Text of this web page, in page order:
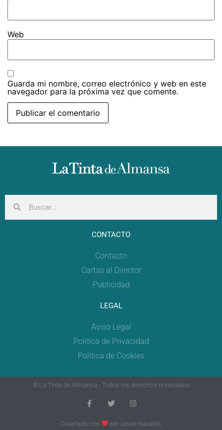
Web
Guarda mi nombre, correo electrónico y web en este
navegador para la próxima vez que comente.
CONTACTO
Contacto
Cartas al Director
Publicidad
LEGAL
Aviso Legal
Política de Privacidad
Política de Cookies
© La Tinta de Almansa - Todos los derechos reservados
Diseñado con porJavier Navalón